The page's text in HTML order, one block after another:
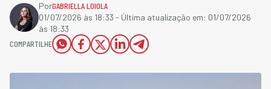
PorGABRIELLA LOIOLA
01/07/2026 às 18:33 - Última atualização em: 01/07/2026
às 18:33
COMPARTILHE